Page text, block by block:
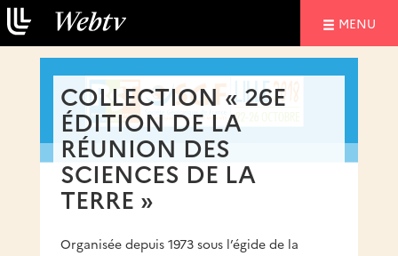
MENU
COLLECTION « 26E
ÉDITION DE LA
RÉUNION DES
SCIENCES DE LA
TERRE »
Organisée depuis 1973 sous l’égide de la